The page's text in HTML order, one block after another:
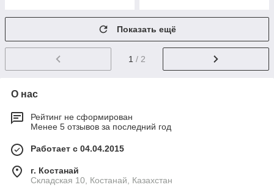
Показать ещё
1 / 2
О нас
Рейтинг не сформирован
Менее 5 отзывов за последний год
Работает с 04.04.2015
г. Костанай
Складская 10, Костанай, Казахстан